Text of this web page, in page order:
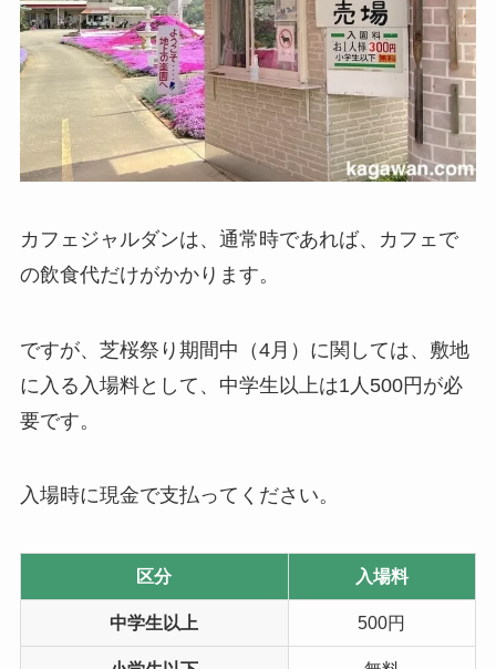
カフェジャルダンは、通常時であれば、カフェで
の飲食代だけがかかります。
ですが、芝桜祭り期間中（4月）に関しては、敷地
に入る入場料として、中学生以上は1人500円が必
要です。
入場時に現金で支払ってください。
区分 入場料
中学生以上 500円